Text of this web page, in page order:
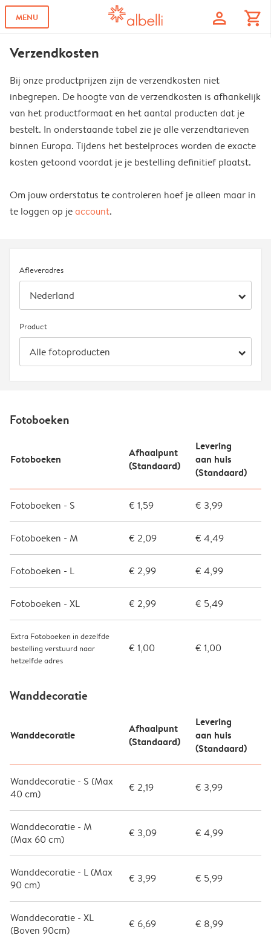
MENU profile shopping_cart
Verzendkosten
Bij onze productprijzen zijn de verzendkosten niet
inbegrepen. De hoogte van de verzendkosten is afhankelijk
van het productformaat en het aantal producten dat je
bestelt. In onderstaande tabel zie je alle verzendtarieven
binnen Europa. Tijdens het bestelproces worden de exacte
kosten getoond voordat je je bestelling definitief plaatst.
Om jouw orderstatus te controleren hoef je alleen maar in
te loggen op jeaccount.
Afleveradres
arrow_right
Product
arrow_right
Fotoboeken
Fotoboeken
Afhaalpunt
(Standaard)
Levering
aan huis
(Standaard)
Fotoboeken - S € 1,59 € 3,99
Fotoboeken - M € 2,09 € 4,49
Fotoboeken - L € 2,99 € 4,99
Fotoboeken - XL € 2,99 € 5,49
Extra Fotoboeken in dezelfde
bestelling verstuurd naar
hetzelfde adres
€ 1,00 € 1,00
Wanddecoratie
Wanddecoratie
Afhaalpunt
(Standaard)
Levering
aan huis
(Standaard)
Wanddecoratie - S (Max
40 cm)
€ 2,19 € 3,99
Wanddecoratie - M
(Max 60 cm)
€ 3,09 € 4,99
Wanddecoratie - L (Max
90 cm)
€ 3,99 € 5,99
Wanddecoratie - XL
(Boven 90cm)
€ 6,69 € 8,99